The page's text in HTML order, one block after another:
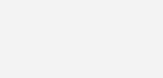
zum Umgang mit Daten finden Sie